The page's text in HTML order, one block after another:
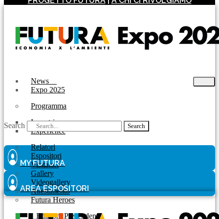
News
Expo 2025
Programma
Incontri
Experience
Relatori
Espositori
Visitatori
Gallery
Videogallery
Allestimento
Futura Heroes
| Edizioni Precendenti
Search Search
MY FUTURA
AREA ESPOSITORI